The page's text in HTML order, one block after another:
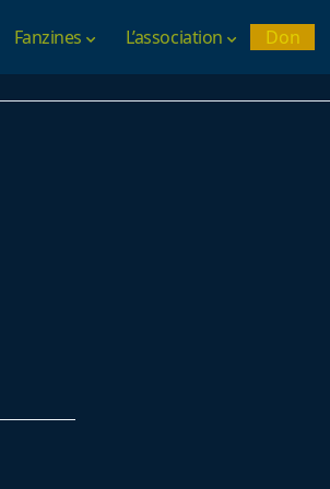
Fanzines L’association Don